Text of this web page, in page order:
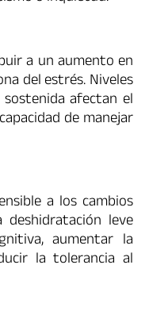
a un aumento en
del estrés. Niveles
afectan el
de manejar
a los cambios
leve
aumentar la
la tolerancia al